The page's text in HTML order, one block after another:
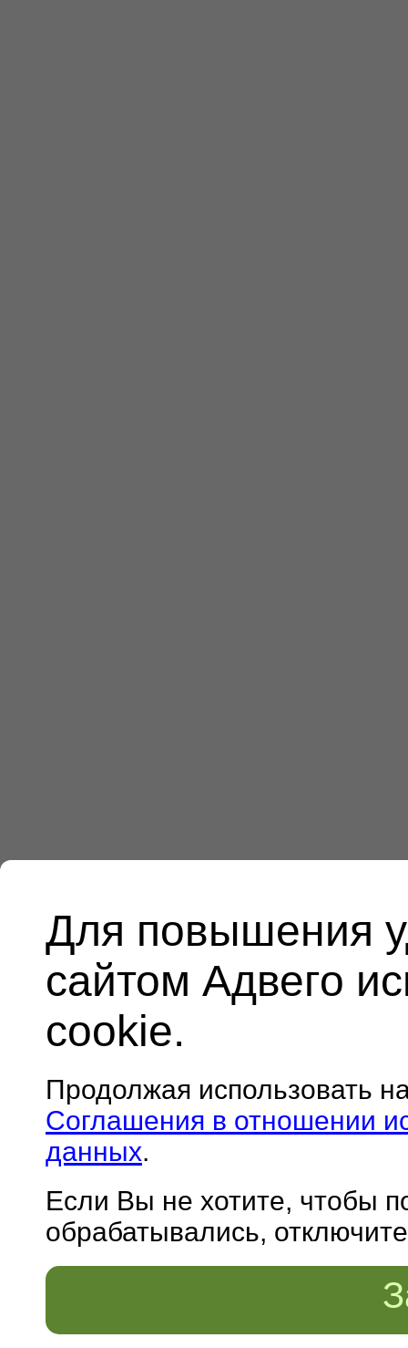
Для повышения
сайтом Адвего
cookie.
Продолжая использовать
Соглашения в отношении
данных.
Если Вы не хотите, чтобы
обрабатывались,